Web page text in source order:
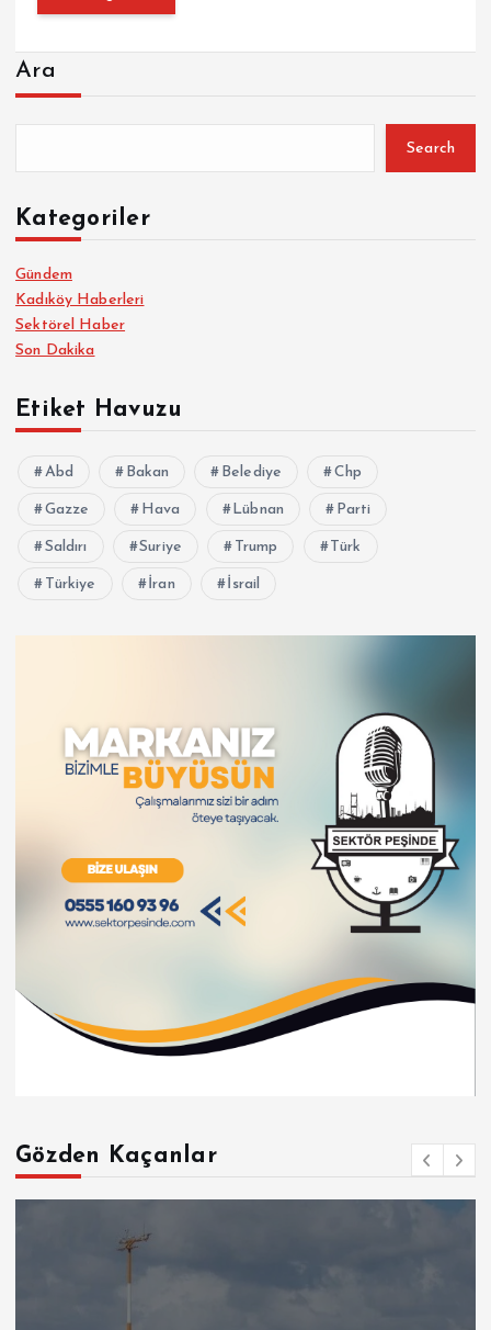
Ara
Search
Kategoriler
Gündem
Kadıköy Haberleri
Sektörel Haber
Son Dakika
Etiket Havuzu
Abd Bakan Belediye Chp
Gazze Hava Lübnan Parti
Saldırı Suriye Trump Türk
Türkiye İran İsrail
Gözden Kaçanlar